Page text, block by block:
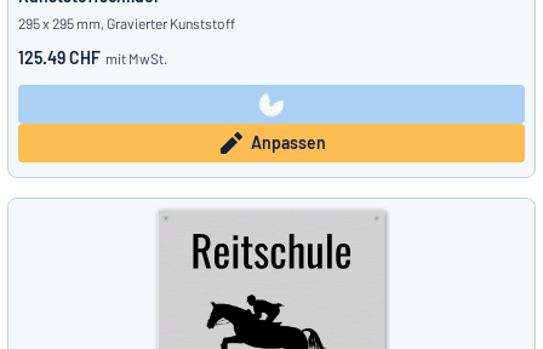
295 x 295 mm, Gravierter Kunststoff
125.49 CHF mit MwSt.
Anpassen